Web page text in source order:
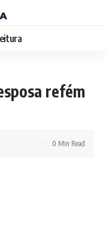
refém
0 Min Read